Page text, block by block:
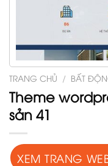
TRANG CHỦ / BẤT
Theme
sản 41
XEM TRANG